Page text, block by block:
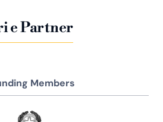
e Partner
Members